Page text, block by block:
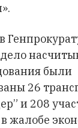
были
26
и 208
жалобе